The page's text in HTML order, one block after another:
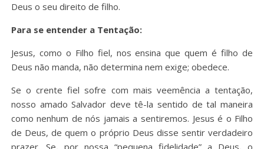
Deus o seu direito de filho.
Para se entender a Tentação:
Jesus, como o Filho fiel, nos ensina que quem é filho de
Deus não manda, não determina nem exige; obedece.
Se o crente fiel sofre com mais veemência a tentação,
nosso amado Salvador deve tê-la sentido de tal maneira
como nenhum de nós jamais a sentiremos. Jesus é o Filho
de Deus, de quem o próprio Deus disse sentir verdadeiro